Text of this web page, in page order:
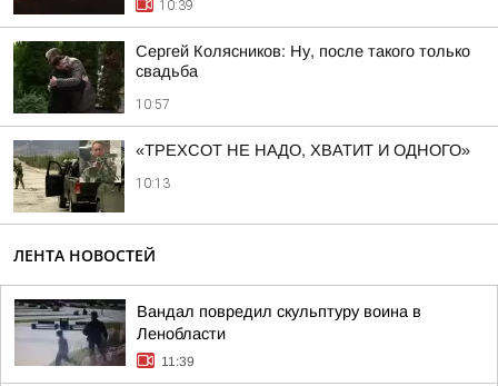
10:39
Сергей Колясников: Ну, после такого только
свадьба
10:57
«ТРЕХСОТ НЕ НАДО, ХВАТИТ И ОДНОГО»
10:13
ЛЕНТА НОВОСТЕЙ
Вандал повредил скульптуру воина в
Ленобласти
11:39